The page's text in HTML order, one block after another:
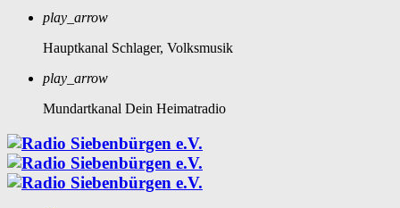
play_arrow
Hauptkanal Schlager, Volksmusik
play_arrow
Mundartkanal Dein Heimatradio